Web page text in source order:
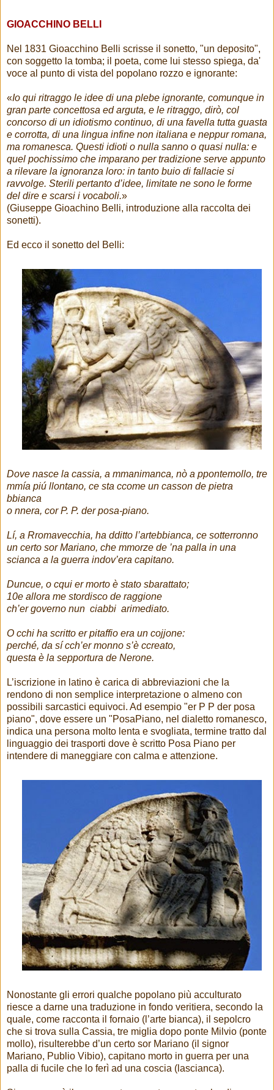
GIOACCHINO BELLI
Nel 1831 Gioacchino Belli scrisse il sonetto, "un deposito",
con soggetto la tomba; il poeta, come lui stesso spiega, da'
voce al punto di vista del popolano rozzo e ignorante:
«Io qui ritraggo le idee di una plebe ignorante, comunque in
gran parte concettosa ed arguta, e le ritraggo, dirò, col
concorso di un idiotismo continuo, di una favella tutta guasta
e corrotta, di una lingua infine non italiana e neppur romana,
ma romanesca. Questi idioti o nulla sanno o quasi nulla: e
quel pochissimo che imparano per tradizione serve appunto
a rilevare la ignoranza loro: in tanto buio di fallacie si
ravvolge. Sterili pertanto d’idee, limitate ne sono le forme
del dire e scarsi i vocaboli.»
(Giuseppe Gioachino Belli, introduzione alla raccolta dei
sonetti).
Ed ecco il sonetto del Belli:
Dove nasce la cassia, a mmanimanca, nò a ppontemollo, tre
mmía piú llontano, ce sta ccome un casson de pietra
bbianca
o nnera, cor P. P. der posa-piano.
Lí, a Rromavecchia, ha dditto l’artebbianca, ce sotterronno
un certo sor Mariano, che mmorze de ’na palla in una
scianca a la guerra indov’era capitano.
Duncue, o cqui er morto è stato sbarattato;
10e allora me stordisco de raggione
ch’er governo nun ciabbi arimediato.
O cchi ha scritto er pitaffio era un cojjone:
perché, da sí cch’er monno s’è ccreato,
questa è la sepportura de Nerone.
L’iscrizione in latino è carica di abbreviazioni che la
rendono di non semplice interpretazione o almeno con
possibili sarcastici equivoci. Ad esempio "er P P der posa
piano", dove essere un "PosaPiano, nel dialetto romanesco,
indica una persona molto lenta e svogliata, termine tratto dal
linguaggio dei trasporti dove è scritto Posa Piano per
intendere di maneggiare con calma e attenzione.
Nonostante gli errori qualche popolano più acculturato
riesce a darne una traduzione in fondo veritiera, secondo la
quale, come racconta il fornaio (l’arte bianca), il sepolcro
che si trova sulla Cassia, tre miglia dopo ponte Milvio (ponte
mollo), risulterebbe d’un certo sor Mariano (il signor
Mariano, Publio Vibio), capitano morto in guerra per una
palla di fucile che lo ferì ad una coscia (lascianca).